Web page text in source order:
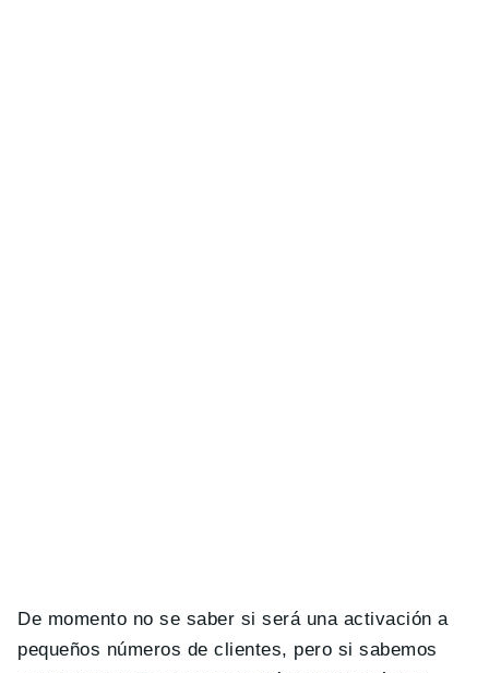
De momento no se saber si será una activación a
pequeños números de clientes, pero si sabemos